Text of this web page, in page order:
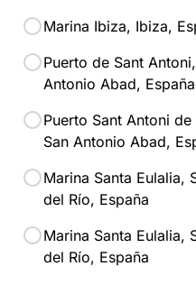
Marina Ibiza, Ibiza,
Puerto de Sant
Antonio Abad, España
Puerto Sant Antoni de
San Antonio Abad,
Marina Santa Eulalia,
del Río, España
Marina Santa Eulalia,
del Río, España